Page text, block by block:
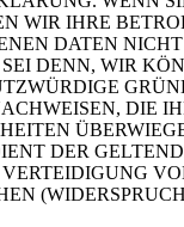
WIR IHRE
DATEN
DENN, WIR
DIE
DER